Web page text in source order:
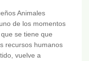
Animales
de los momentos
se tiene que
recursos humanos
vuelve a